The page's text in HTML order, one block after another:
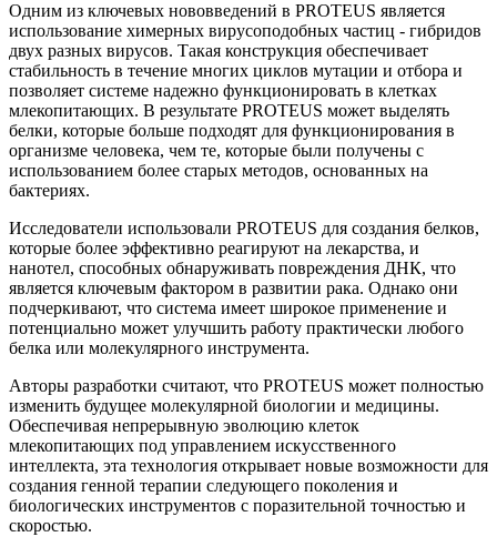
Одним из ключевых нововведений в PROTEUS является
использование химерных вирусоподобных частиц - гибридов
двух разных вирусов. Такая конструкция обеспечивает
стабильность в течение многих циклов мутации и отбора и
позволяет системе надежно функционировать в клетках
млекопитающих. В результате PROTEUS может выделять
белки, которые больше подходят для функционирования в
организме человека, чем те, которые были получены с
использованием более старых методов, основанных на
бактериях.
Исследователи использовали PROTEUS для создания белков,
которые более эффективно реагируют на лекарства, и
нанотел, способных обнаруживать повреждения ДНК, что
является ключевым фактором в развитии рака. Однако они
подчеркивают, что система имеет широкое применение и
потенциально может улучшить работу практически любого
белка или молекулярного инструмента.
Авторы разработки считают, что PROTEUS может полностью
изменить будущее молекулярной биологии и медицины.
Обеспечивая непрерывную эволюцию клеток
млекопитающих под управлением искусственного
интеллекта, эта технология открывает новые возможности для
создания генной терапии следующего поколения и
биологических инструментов с поразительной точностью и
скоростью.